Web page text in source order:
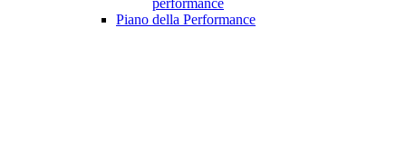
performance
Piano della Performance